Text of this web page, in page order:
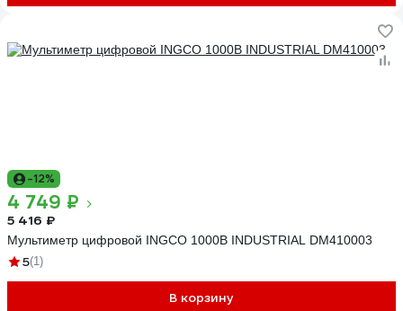
-12%
4 749 ₽
5 416 ₽
Мультиметр цифровой INGCO 1000В INDUSTRIAL DM410003
5(1)
В корзину